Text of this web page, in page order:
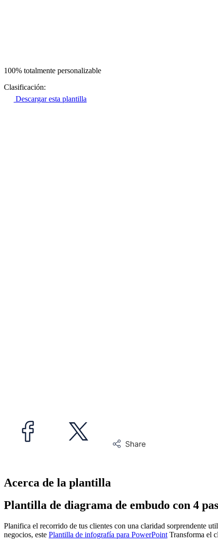
Acerca de la plantilla
Plantilla de diagrama de embudo con 4
Planifica el recorrido de tus clientes con una claridad sorprendente
negocios, este Plantilla de infografía para PowerPoint Transforma el
100% totalmente personalizable
Clasificación:
Descargar esta plantilla